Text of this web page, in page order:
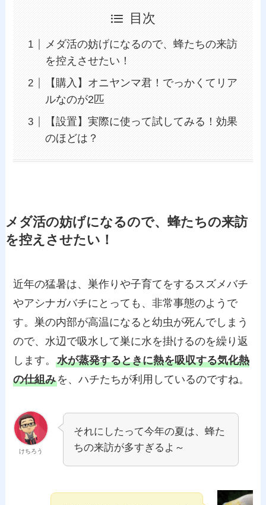
目次
メダ活の妨げになるので、蜂たちの来訪
を控えさせたい！
【購入】オニヤンマ君！でっかくてリア
ルなのが2匹
【設置】実際に使って試してみる！効果
のほどは？
メダ活の妨げになるので、蜂たちの来訪
を控えさせたい！
近年の猛暑は、巣作りや子育てをするスズメバチ
やアシナガバチにとっても、非常事態のようで
す。巣の内部が高温になると幼虫が死んでしまう
ので、水辺で吸水して巣に水を掛けるのを繰り返
します。水が蒸発するときに熱を吸収する気化熱
の仕組みを、ハチたちが利用しているのですね。
けちろう
それにしたって今年の夏は、蜂た
ちの来訪が多すぎるよ～